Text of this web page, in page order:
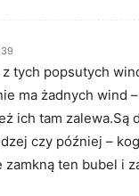
tych popsutych
ma żadnych wind
ich tam zalewa.Są
czy później –
zamkną ten bubel i